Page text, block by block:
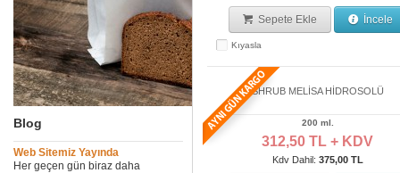
Blog
Web Sitemiz Yayında
Her geçen gün biraz daha
Sepete Ekle İncele
Kıyasla
SHRUB MELİSA HİDROSOLÜ
200 ml.
312,50 TL + KDV
Kdv Dahil: 375,00 TL